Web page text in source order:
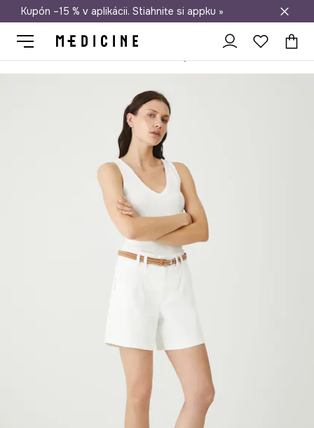
Doprava zadarmo od 50 €
Kupón –15 % v aplikácii. Stiahnite si appku »